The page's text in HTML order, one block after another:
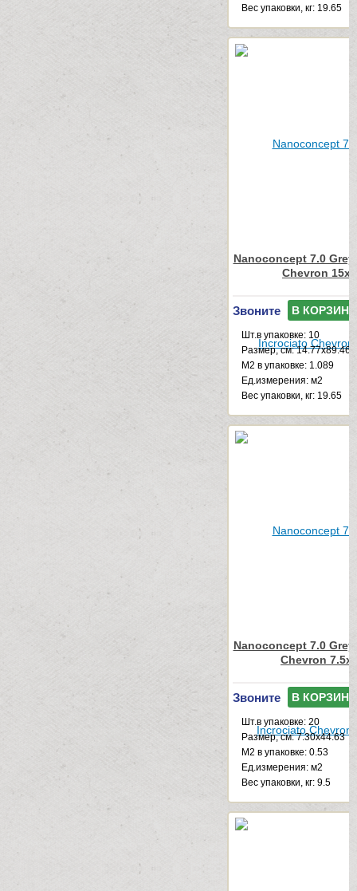
Веc упаковки, кг: 19.65
Nanoconcept 7.0
Chevron
Звоните В КОРЗИНУ
Шт.в упаковке: 10
Размер, см: 14.77x89.46
М2 в упаковке: 1.089
Ед.измерения: м2
Веc упаковки, кг: 19.65
Nanoconcept 7.0
Chevron
Звоните В КОРЗИНУ
Шт.в упаковке: 20
Размер, см: 7.30x44.63
М2 в упаковке: 0.53
Ед.измерения: м2
Веc упаковки, кг: 9.5